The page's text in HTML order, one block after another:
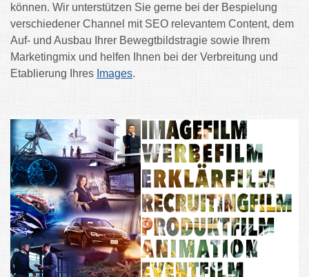
können. Wir unterstützen Sie gerne bei der Bespielung
verschiedener Channel mit SEO relevantem Content, dem
Auf- und Ausbau Ihrer Bewegtbildstragie sowie Ihrem
Marketingmix und helfen Ihnen bei der Verbreitung und
Etablierung Ihres Images.